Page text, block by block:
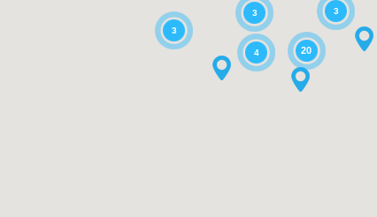
3
20
3
3
4